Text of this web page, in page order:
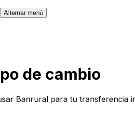
Alternar menú
de cambio
Banrural para tu